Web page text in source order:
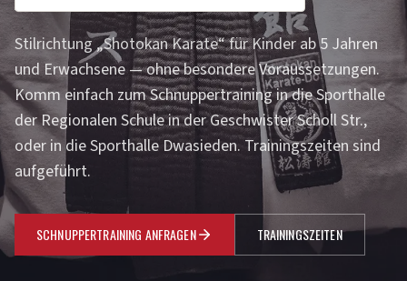
Stilrichtung „Shotokan Karate“ für Kinder ab 5 Jahren
und Erwachsene — ohne besondere Voraussetzungen.
Komm einfach zum Schnuppertraining in die Sporthalle
der Regionalen Schule in der Geschwister Scholl Str.,
oder in die Sporthalle Dwasieden. Trainingszeiten sind
aufgeführt.
SCHNUPPERTRAINING ANFRAGEN TRAININGSZEITEN